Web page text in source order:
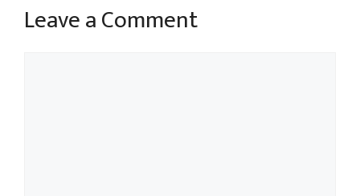
Leave a Comment